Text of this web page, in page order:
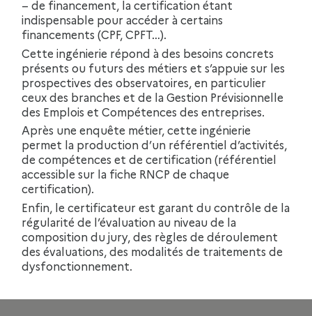
– de financement, la certification étant
indispensable pour accéder à certains
financements (CPF, CPFT…).
Cette ingénierie répond à des besoins concrets
présents ou futurs des métiers et s’appuie sur les
prospectives des observatoires, en particulier
ceux des branches et de la Gestion Prévisionnelle
des Emplois et Compétences des entreprises.
Après une enquête métier, cette ingénierie
permet la production d’un référentiel d’activités,
de compétences et de certification (référentiel
accessible sur la fiche RNCP de chaque
certification).
Enfin, le certificateur est garant du contrôle de la
régularité de l’évaluation au niveau de la
composition du jury, des règles de déroulement
des évaluations, des modalités de traitements de
dysfonctionnement.